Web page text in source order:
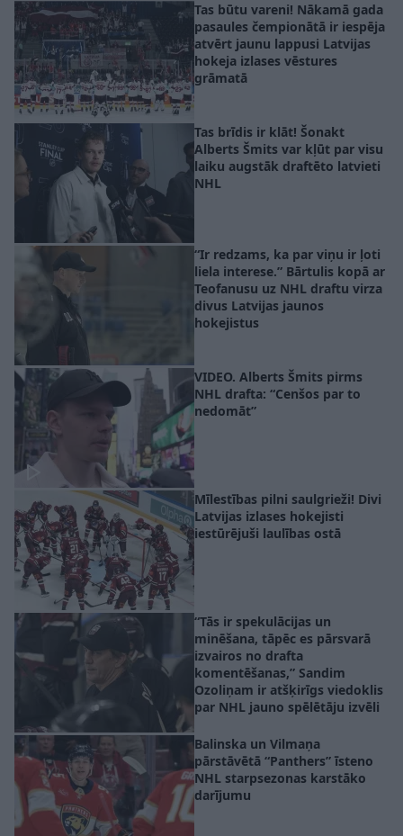
Tas būtu vareni! Nākamā gada
pasaules čempionātā ir iespēja
atvērt jaunu lappusi Latvijas
hokeja izlases vēstures
grāmatā
Tas brīdis ir klāt! Šonakt
Alberts Šmits var kļūt par visu
laiku augstāk draftēto latvieti
NHL
“Ir redzams, ka par viņu ir ļoti
liela interese.” Bārtulis kopā ar
Teofanusu uz NHL draftu virza
divus Latvijas jaunos
hokejistus
VIDEO. Alberts Šmits pirms
NHL drafta: “Cenšos par to
nedomāt”
Mīlestības pilni saulgrieži! Divi
Latvijas izlases hokejisti
iestūrējuši laulības ostā
“Tās ir spekulācijas un
minēšana, tāpēc es pārsvarā
izvairos no drafta
komentēšanas,” Sandim
Ozoliņam ir atšķirīgs viedoklis
par NHL jauno spēlētāju izvēli
Balinska un Vilmaņa
pārstāvētā “Panthers” īsteno
NHL starpsezonas karstāko
darījumu